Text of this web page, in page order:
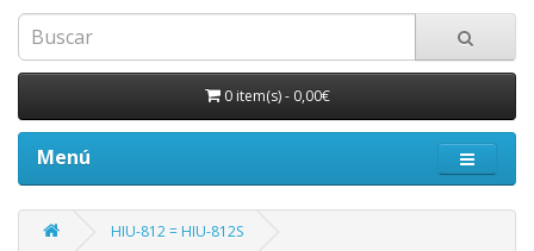
0 item(s)- 0,00€
Menú
HIU-812 = HIU-812S